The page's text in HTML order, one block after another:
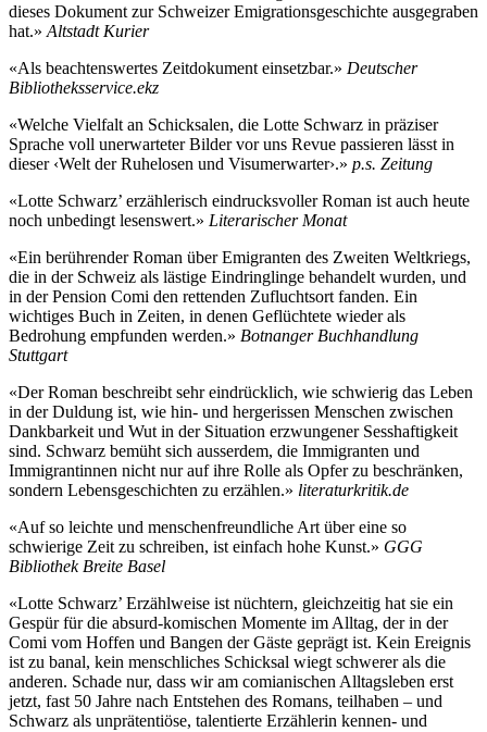
dieses Dokument zur Schweizer Emigrationsgeschichte ausgegraben
hat.» Altstadt Kurier
«Als beachtenswertes Zeitdokument einsetzbar.» Deutscher
Bibliotheksservice.ekz
«Welche Vielfalt an Schicksalen, die Lotte Schwarz in präziser
Sprache voll unerwarteter Bilder vor uns Revue passieren lässt in
dieser ‹Welt der Ruhelosen und Visumerwarter›.» p.s. Zeitung
«Lotte Schwarz’ erzählerisch eindrucksvoller Roman ist auch heute
noch unbedingt lesenswert.» Literarischer Monat
«Ein berührender Roman über Emigranten des Zweiten Weltkriegs,
die in der Schweiz als lästige Eindringlinge behandelt wurden, und
in der Pension Comi den rettenden Zufluchtsort fanden. Ein
wichtiges Buch in Zeiten, in denen Geflüchtete wieder als
Bedrohung empfunden werden.» Botnanger Buchhandlung
Stuttgart
«Der Roman beschreibt sehr eindrücklich, wie schwierig das Leben
in der Duldung ist, wie hin- und hergerissen Menschen zwischen
Dankbarkeit und Wut in der Situation erzwungener Sesshaftigkeit
sind. Schwarz bemüht sich ausserdem, die Immigranten und
Immigrantinnen nicht nur auf ihre Rolle als Opfer zu beschränken,
sondern Lebensgeschichten zu erzählen.» literaturkritik.de
«Auf so leichte und menschenfreundliche Art über eine so
schwierige Zeit zu schreiben, ist einfach hohe Kunst.» GGG
Bibliothek Breite Basel
«Lotte Schwarz’ Erzählweise ist nüchtern, gleichzeitig hat sie ein
Gespür für die absurd-komischen Momente im Alltag, der in der
Comi vom Hoffen und Bangen der Gäste geprägt ist. Kein Ereignis
ist zu banal, kein menschliches Schicksal wiegt schwerer als die
anderen. Schade nur, dass wir am comianischen Alltagsleben erst
jetzt, fast 50 Jahre nach Entstehen des Romans, teilhaben – und
Schwarz als unprätentiöse, talentierte Erzählerin kennen- und